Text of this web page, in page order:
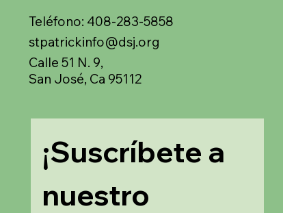
Teléfono: 408-283-5858
stpatrickinfo@dsj.org
Calle 51 N. 9,
San José, Ca 95112
¡Suscríbete a
nuestro